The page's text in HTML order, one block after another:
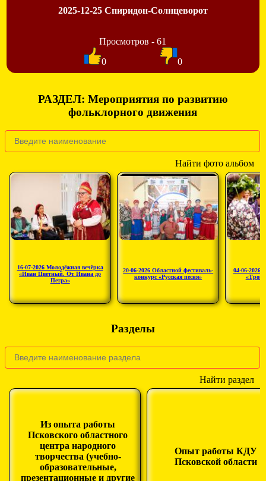
2025-12-25 Спиридон-Солнцеворот
Просмотров - 61
0
0
РАЗДЕЛ: Мероприятия по развитию
фольклорного движения
Найти фото альбом
16-07-2026 Молодёжная вечёрка
«Иван Цветный. От Ивана до
Петра»
20-06-2026 Областной фестиваль-
конкурс «Русская песня»
04-06-2026
Разделы
Найти раздел
Из опыта работы
Псковского областного
центра народного
творчества (учебно-
образовательные,
презентационные и другие
Опыт работы КДУ
Псковской области